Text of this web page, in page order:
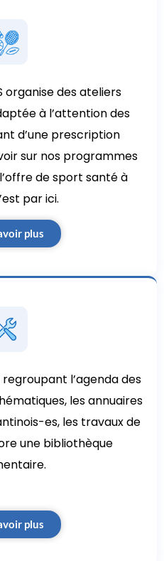
organise des ateliers
à l’attention des
d’une prescription
sur nos programmes
de sport santé à
par ici.
plus
l’agenda des
les annuaires
es, les travaux de
une bibliothèque
plus